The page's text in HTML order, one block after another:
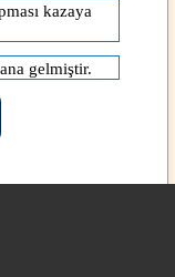
kazaya
gelmiştir.